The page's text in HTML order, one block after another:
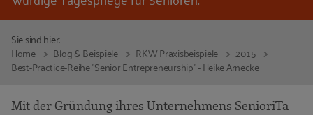
Sie sind hier:
Home
Blog & Beispiele RKW Praxisbeispiele
2015
Best-Practice-Reihe "Senior Entrepreneurship" - Heike Arnecke
Mit der Gründung ihres Unternehmens SenioriTa